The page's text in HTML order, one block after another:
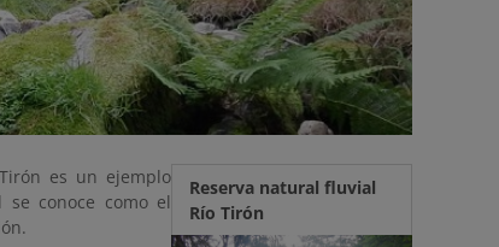
es un ejemplo
conoce como el
Reserva natural fluvial
Río Tirón